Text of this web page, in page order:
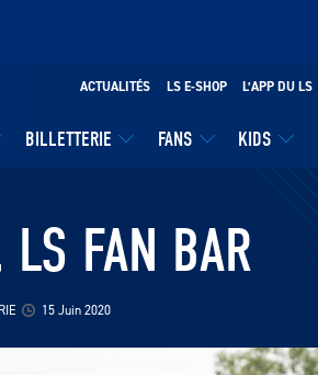
BILLETTERIE FANS KIDS
ACTUALITÉS LS E-SHOP L’APP DU LS
FAN BAR
15 Juin 2020